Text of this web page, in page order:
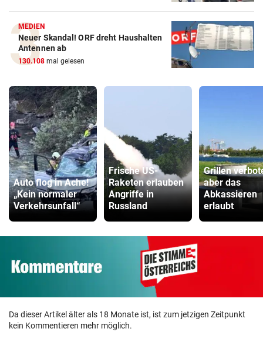
MEDIEN
Neuer Skandal! ORF dreht Haushalten
Antennen ab
130.108 mal gelesen
Auto flog in Ache!
„Kein normaler
Verkehrsunfall“
Frische US-
Raketen erlauben
Angriffe in
Russland
Grillen
aber das
Abkassieren
erlaubt
Da dieser Artikel älter als 18 Monate ist, ist zum jetzigen Zeitpunkt
kein Kommentieren mehr möglich.